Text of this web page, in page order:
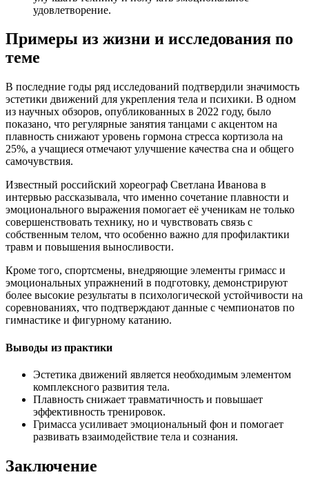
удовлетворение.
Примеры из жизни и исследования по
теме
В последние годы ряд исследований подтвердили значимость
эстетики движений для укрепления тела и психики. В одном
из научных обзоров, опубликованных в 2022 году, было
показано, что регулярные занятия танцами с акцентом на
плавность снижают уровень гормона стресса кортизола на
25%, а учащиеся отмечают улучшение качества сна и общего
самочувствия.
Известный российский хореограф Светлана Иванова в
интервью рассказывала, что именно сочетание плавности и
эмоционального выражения помогает её ученикам не только
совершенствовать технику, но и чувствовать связь с
собственным телом, что особенно важно для профилактики
травм и повышения выносливости.
Кроме того, спортсмены, внедряющие элементы гримасс и
эмоциональных упражнений в подготовку, демонстрируют
более высокие результаты в психологической устойчивости на
соревнованиях, что подтверждают данные с чемпионатов по
гимнастике и фигурному катанию.
Выводы из практики
Эстетика движений является необходимым элементом
комплексного развития тела.
Плавность снижает травматичность и повышает
эффективность тренировок.
Гримасса усиливает эмоциональный фон и помогает
развивать взаимодействие тела и сознания.
Заключение